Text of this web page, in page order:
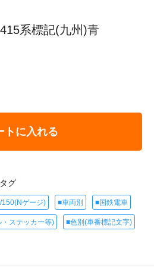
系標記(九州)青
トに入れる
グ
150(Nゲージ) ■車両別 ■国鉄電車
ステッカー等) ■色別(車番標記文字)